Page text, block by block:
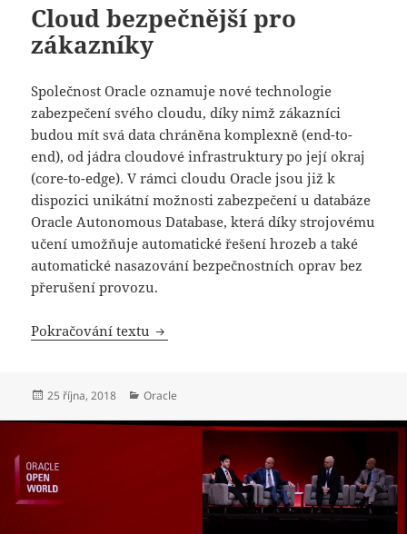
Cloud bezpečnější pro
zákazníky
Společnost Oracle oznamuje nové technologie
zabezpečení svého cloudu, díky nimž zákazníci
budou mít svá data chráněna komplexně (end-to-
end), od jádra cloudové infrastruktury po její okraj
(core-to-edge). V rámci cloudu Oracle jsou již k
dispozici unikátní možnosti zabezpečení u databáze
Oracle Autonomous Database, která díky strojovému
učení umožňuje automatické řešení hrozeb a také
automatické nasazování bezpečnostních oprav bez
přerušení provozu.
Pokračování textu Cloud bezpečnější pro zákazníky
Publikováno:
25 října, 2018 Rubriky:
Oracle